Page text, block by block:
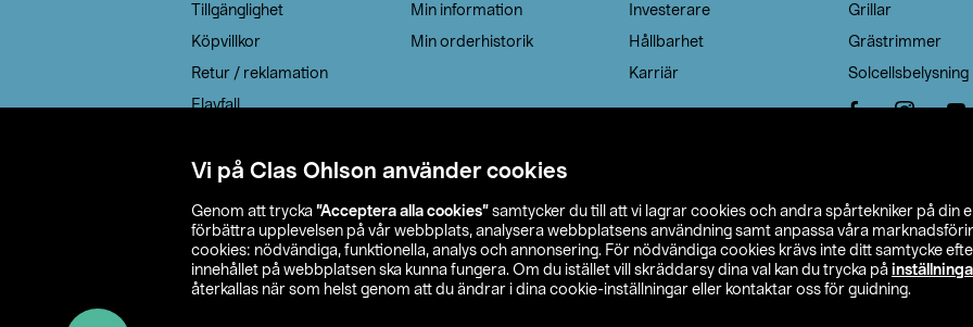
Vi på Clas Ohlson använder cookies
Genom att trycka ”Acceptera alla cookies” samtycker du till att vi lagrar cookies och andra spårtekniker på din
förbättra upplevelsen på vår webbplats, analysera webbplatsens användning samt anpassa våra
cookies: nödvändiga, funktionella, analys och annonsering. För nödvändiga cookies krävs inte ditt samtycke
innehållet på webbplatsen ska kunna fungera. Om du istället vill skräddarsy dina val kan du trycka på
återkallas när som helst genom att du ändrar i dina cookie-inställningar eller kontaktar oss för guidning.
Tillgänglighet
Köpvillkor
Retur / reklamation
Elavfall
Leveransalternativ
Min information
Min orderhistorik
Investerare
Hållbarhet
Karriär
Grillar
Grästrimmer
Solcellsbelysning